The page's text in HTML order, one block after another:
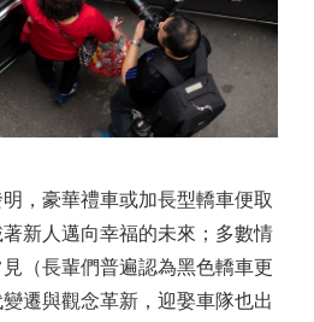
，豪華禮車或加長型轎車便取
新人邁向幸福的未來；多數情
（長輩們普遍認為黑色轎車更
遷與觀念革新，迎娶車隊也出